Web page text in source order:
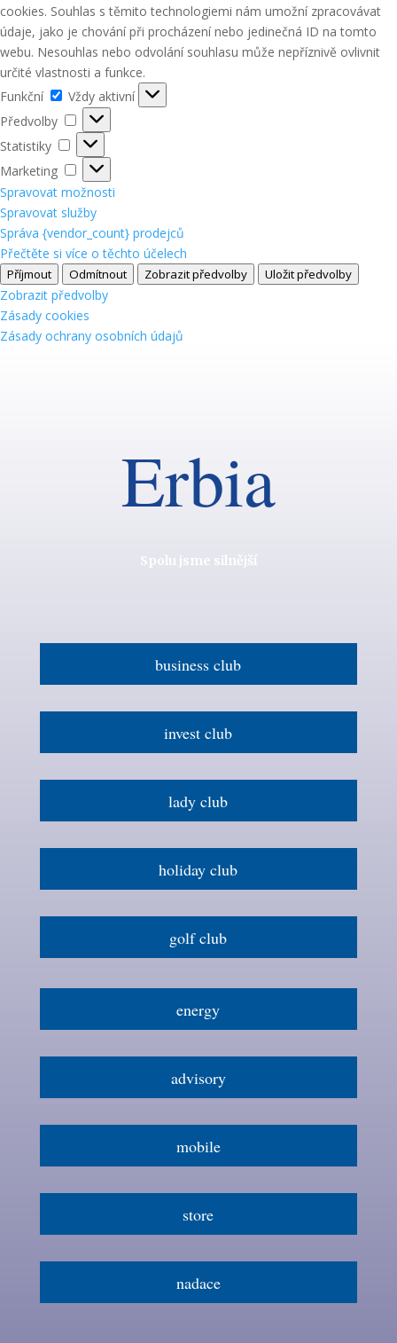
cookies. Souhlas s těmito technologiemi nám umožní zpracovávat
údaje, jako je chování při procházení nebo jedinečná ID na tomto
webu. Nesouhlas nebo odvolání souhlasu může nepříznivě ovlivnit
určité vlastnosti a funkce.
Funkční
Funkční
Vždy aktivní
Předvolby
Předvolby
Statistiky
Statistiky
Marketing
Marketing
Spravovat možnosti
Spravovat služby
Správa {vendor_count} prodejců
Přečtěte si více o těchto účelech
Příjmout Odmítnout Zobrazit předvolby Uložit předvolby
Zobrazit předvolby
Zásady cookies
Zásady ochrany osobních údajů
Erbia
Spolu jsme silnější
business club
invest club
lady club
holiday club
golf club
energy
advisory
mobile
store
nadace